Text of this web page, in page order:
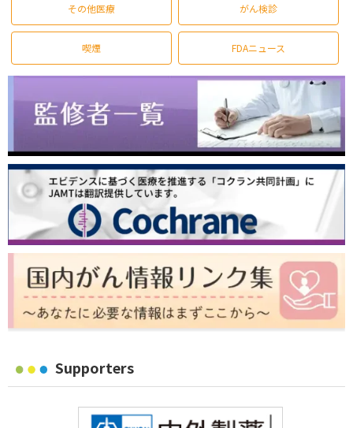
その他医療 がん検診
喫煙 FDAニュース
Supporters